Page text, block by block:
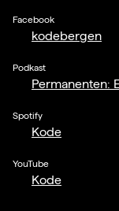
Facebook
kodebergen
Podkast
Permanenten:
Spotify
Kode
YouTube
Kode